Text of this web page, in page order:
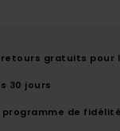
gratuits pour
30 jours
programme de fidélité